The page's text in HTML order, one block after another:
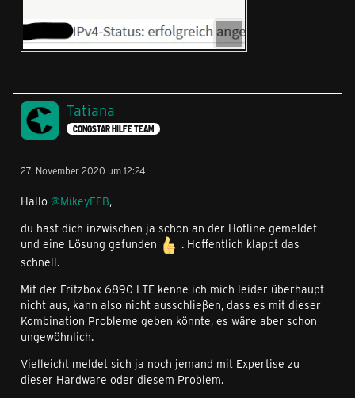
Tatiana
CONGSTAR HILFE TEAM
27. November 2020 um 12:24
Hallo @MikeyFFB,
du hast dich inzwischen ja schon an der Hotline gemeldet
und eine Lösung gefunden
. Hoffentlich klappt das
schnell.
Mit der Fritzbox 6890 LTE kenne ich mich leider überhaupt
nicht aus, kann also nicht ausschließen, dass es mit dieser
Kombination Probleme geben könnte, es wäre aber schon
ungewöhnlich.
Vielleicht meldet sich ja noch jemand mit Expertise zu
dieser Hardware oder diesem Problem.